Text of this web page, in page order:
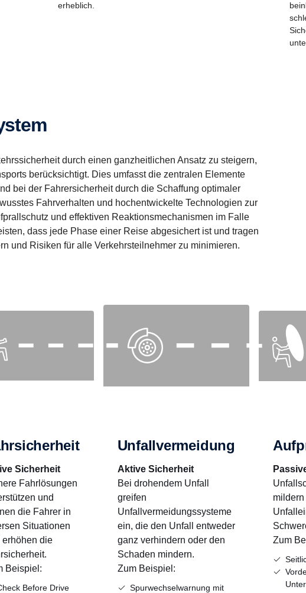
erheblich.
durch einen ganzheitlichen Ansatz zu steigern,
berücksichtigt. Dies umfasst die zentralen Elemente
bei der Fahrersicherheit durch die Schaffung optimaler
Fahrverhalten und hochentwickelte Technologien zur
und effektiven Reaktionsmechanismen im Falle
dass jede Phase einer Reise abgesichert ist und tragen
und Risiken für alle Verkehrsteilnehmer zu minimieren.
Sicherheit
Fahrlösungen
und
die Fahrer in
Situationen
erhöhen die
Beispiel:
Before Drive
Unfallvermeidung
Aktive Sicherheit
Bei drohendem Unfall
greifen
Unfallvermeidungssysteme
ein, die den Unfall entweder
ganz verhindern oder den
Schaden mindern.
Zum Beispiel:
Spurwechselwarnung mit
mildern
Zum